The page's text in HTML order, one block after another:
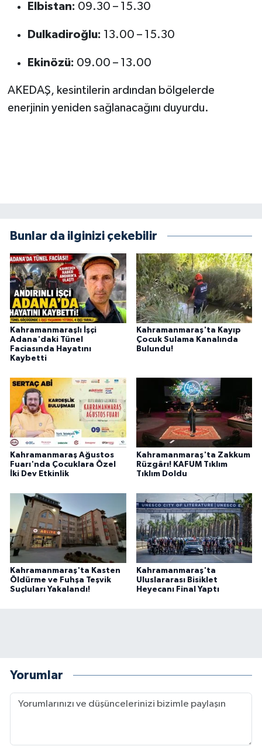
Elbistan: 09.30 – 15.30
Dulkadiroğlu: 13.00 – 15.30
Ekinözü: 09.00 – 13.00
AKEDAŞ, kesintilerin ardından bölgelerde
enerjinin yeniden sağlanacağını duyurdu.
Bunlar da ilginizi çekebilir
Kahramanmaraşlı İşçi
Adana'daki Tünel
Faciasında Hayatını
Kaybetti
Kahramanmaraş'ta Kayıp
Çocuk Sulama Kanalında
Bulundu!
Kahramanmaraş Ağustos
Fuarı'nda Çocuklara Özel
İki Dev Etkinlik
Kahramanmaraş'ta Zakkum
Rüzgârı! KAFUM Tıklım
Tıklım Doldu
Kahramanmaraş'ta Kasten
Öldürme ve Fuhşa Teşvik
Suçluları Yakalandı!
Kahramanmaraş'ta
Uluslararası Bisiklet
Heyecanı Final Yaptı
Yorumlar
KİM KİMDİR
ÇEK GÖNDER
KİTAP
HEDEF2020
YEREL
BÖLGEDEN
BİLİM TEKNOLOJİ
SEÇİM 2015
ÇEVRE
BİLİM VE TEKNOLOJİ
TANITIM
HABERDE İNSAN